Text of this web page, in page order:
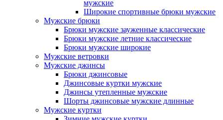
мужские
Широкие спортивные брюки мужские
Мужские брюки
Брюки мужские зауженные классические
Брюки мужские летние классические
Брюки мужские широкие
Мужские ветровки
Мужские джинсы
Брюки джинсовые
Джинсовые куртки мужские
Джинсы утепленные мужские
Шорты джинсовые мужские длинные
Мужские куртки